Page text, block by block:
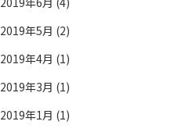
2019年5月 (2)
2019年4月 (1)
2019年3月 (1)
2019年1月 (1)